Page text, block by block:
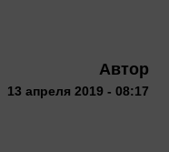
Автор
13 апреля 2019 - 08:17